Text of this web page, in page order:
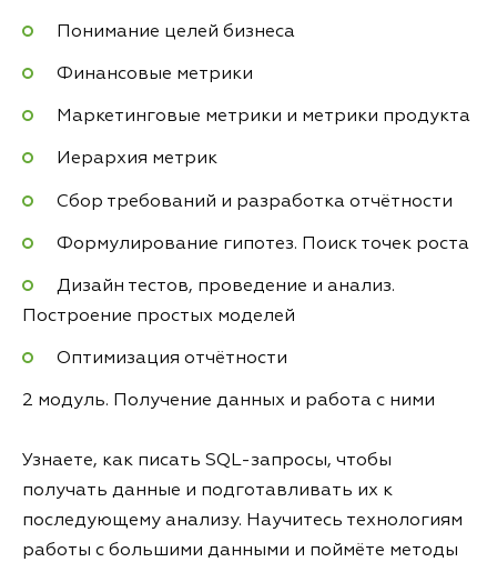
Понимание целей бизнеса
Финансовые метрики
Маркетинговые метрики и метрики продукта
Иерархия метрик
Сбор требований и разработка отчётности
Формулирование гипотез. Поиск точек роста
Дизайн тестов, проведение и анализ.
Построение простых моделей
Оптимизация отчётности
2 модуль. Получение данных и работа с ними
Узнаете, как писать SQL-запросы, чтобы
получать данные и подготавливать их к
последующему анализу. Научитесь технологиям
работы с большими данными и поймёте методы